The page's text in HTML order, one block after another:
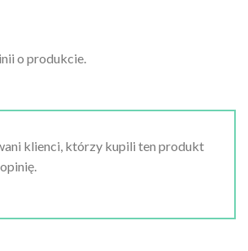
o produkcie.
klienci, którzy kupili ten produkt